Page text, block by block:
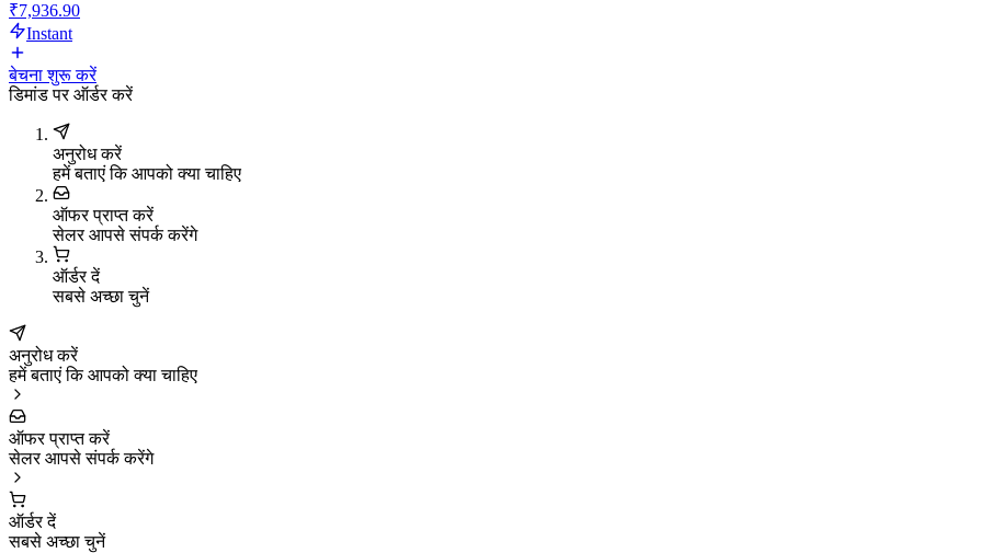
₹7,936.90
Instant
बेचना शुरू करें
डिमांड पर ऑर्डर करें
अनुरोध करें
हमें बताएं कि आपको क्या चाहिए
ऑफर प्राप्त करें
सेलर आपसे संपर्क करेंगे
ऑर्डर दें
सबसे अच्छा चुनें
अनुरोध करें
हमें बताएं कि आपको क्या चाहिए
ऑफर प्राप्त करें
सेलर आपसे संपर्क करेंगे
ऑर्डर दें
सबसे अच्छा चुनें